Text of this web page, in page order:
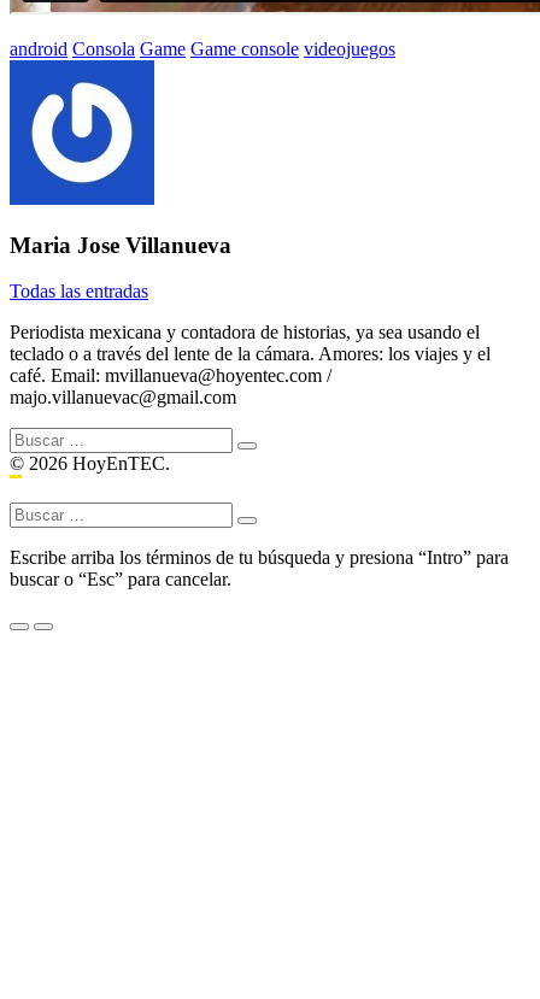
Etiquetado
android Consola Game Game console videojuegos
Maria Jose Villanueva
Todas las entradas
Periodista mexicana y contadora de historias, ya sea usando el
teclado o a través del lente de la cámara. Amores: los viajes y el
café. Email: mvillanueva@hoyentec.com /
majo.villanuevac@gmail.com
Buscar:
© 2026 HoyEnTEC.
Buscar:
Escribe arriba los términos de tu búsqueda y presiona “Intro” para
buscar o “Esc” para cancelar.
Menu